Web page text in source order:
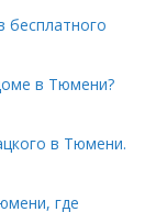
бесплатного
в Тюмени?
в Тюмени.
где